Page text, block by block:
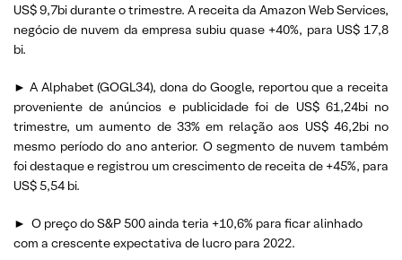
US$ 9,7bi durante o trimestre. A receita da Amazon Web Services,
negócio de nuvem da empresa subiu quase +40%, para US$ 17,8
bi.
► A Alphabet (GOGL34), dona do Google, reportou que a receita
proveniente de anúncios e publicidade foi de US$ 61,24bi no
trimestre, um aumento de 33% em relação aos US$ 46,2bi no
mesmo período do ano anterior. O segmento de nuvem também
foi destaque e registrou um crescimento de receita de +45%, para
US$ 5,54 bi.
► O preço do S&P 500 ainda teria +10,6% para ficar alinhado
com a crescente expectativa de lucro para 2022.